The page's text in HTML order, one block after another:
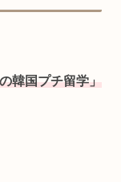
韓国プチ留学」